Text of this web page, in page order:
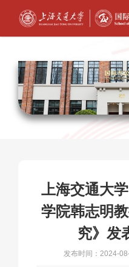
上海交通大
学院韩志明
究》发
发布时间：2024-